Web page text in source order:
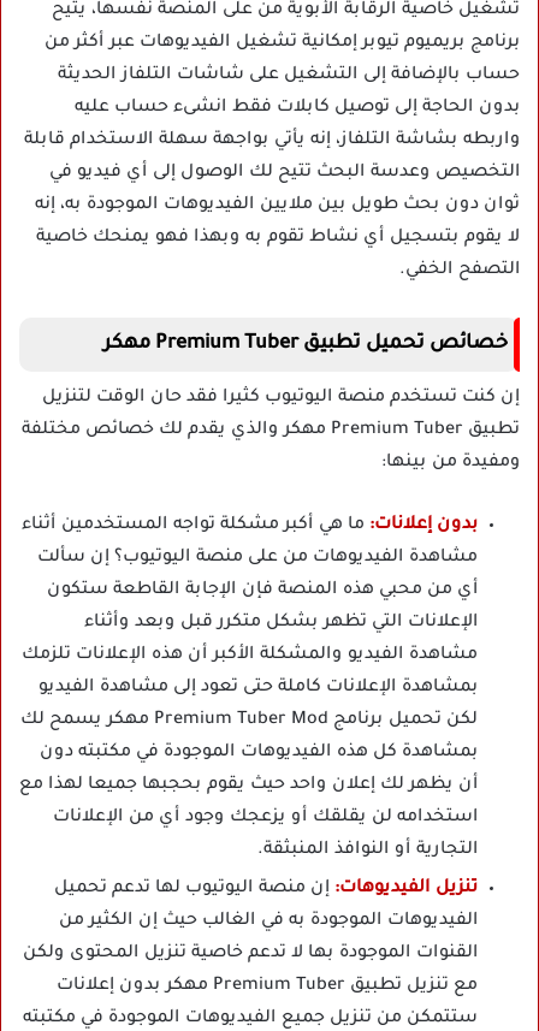
تشغيل خاصية الرقابة الأبوية من على المنصة نفسها، يتيح
برنامج بريميوم تيوبر إمكانية تشغيل الفيديوهات عبر أكثر من
حساب بالإضافة إلى التشغيل على شاشات التلفاز الحديثة
بدون الحاجة إلى توصيل كابلات فقط انشىء حساب عليه
واربطه بشاشة التلفاز، إنه يأتي بواجهة سهلة الاستخدام قابلة
التخصيص وعدسة البحث تتيح لك الوصول إلى أي فيديو في
ثوان دون بحث طويل بين ملايين الفيديوهات الموجودة به، إنه
لا يقوم بتسجيل أي نشاط تقوم به وبهذا فهو يمنحك خاصية
التصفح الخفي.
خصائص تحميل تطبيق Premium Tuber مهكر
إن كنت تستخدم منصة اليوتيوب كثيرا فقد حان الوقت لتنزيل
تطبيق Premium Tuber مهكر والذي يقدم لك خصائص مختلفة
ومفيدة من بينها:
بدون إعلانات: ما هي أكبر مشكلة تواجه المستخدمين أثناء
مشاهدة الفيديوهات من على منصة اليوتيوب؟ إن سألت
أي من محبي هذه المنصة فإن الإجابة القاطعة ستكون
الإعلانات التي تظهر بشكل متكرر قبل وبعد وأثناء
مشاهدة الفيديو والمشكلة الأكبر أن هذه الإعلانات تلزمك
بمشاهدة الإعلانات كاملة حتى تعود إلى مشاهدة الفيديو
لكن تحميل برنامج Premium Tuber Mod مهكر يسمح لك
بمشاهدة كل هذه الفيديوهات الموجودة في مكتبته دون
أن يظهر لك إعلان واحد حيث يقوم بحجبها جميعا لهذا مع
استخدامه لن يقلقك أو يزعجك وجود أي من الإعلانات
التجارية أو النوافذ المنبثقة.
تنزيل الفيديوهات: إن منصة اليوتيوب لها تدعم تحميل
الفيديوهات الموجودة به في الغالب حيث إن الكثير من
القنوات الموجودة بها لا تدعم خاصية تنزيل المحتوى ولكن
مع تنزيل تطبيق Premium Tuber مهكر بدون إعلانات
ستتمكن من تنزيل جميع الفيديوهات الموجودة في مكتبته